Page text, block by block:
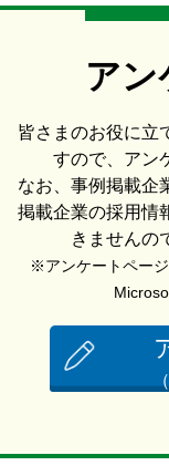
アン
皆さまのお役に立
すので、アン
なお、事例掲載企
掲載企業の採用情
きませんの
※アンケートペー